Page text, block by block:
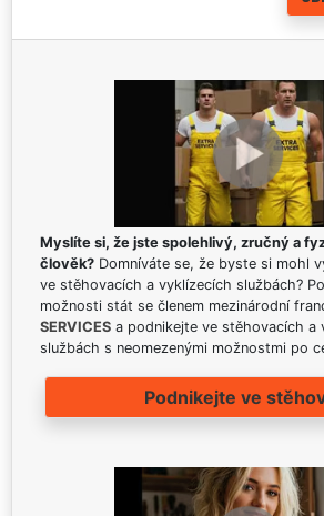
Myslíte si, že jste spolehlivý, zručný a
člověk? Domníváte se, že byste si mohl
ve stěhovacích a vyklízecích službách?
možnosti stát se členem mezinárodní
SERVICES a podnikejte ve stěhovacích a
službách s neomezenými možnostmi po
Podnikejte ve